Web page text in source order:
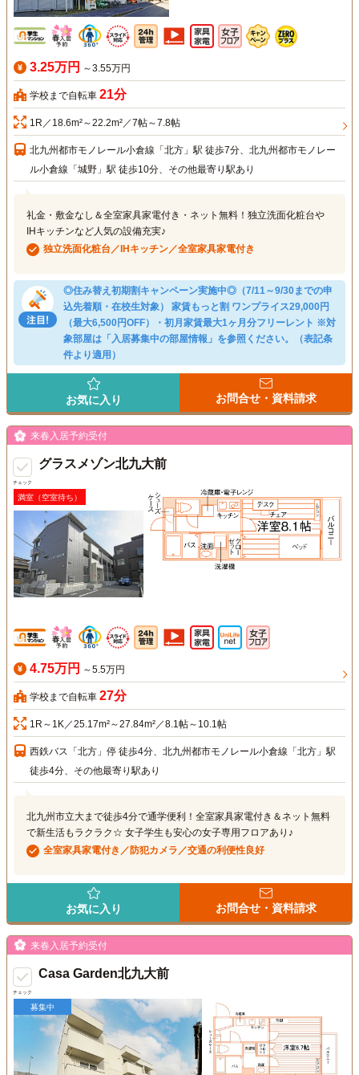
3.25万円 ～3.55万円
学校まで自転車 21分
1R／18.6m²～22.2m²／7帖～7.8帖
北九州都市モノレール小倉線「北方」駅 徒歩7分、北九州都市モノレー
ル小倉線「城野」駅 徒歩10分、その他最寄り駅あり
礼金・敷金なし＆全室家具家電付き・ネット無料！独立洗面化粧台や
IHキッチンなど人気の設備充実♪
独立洗面化粧台／IHキッチン／全室家具家電付き
◎住み替え初期割キャンペーン実施中◎（7/11～9/30までの申
込先着順・在校生対象） 家賃もっと割 ワンプライス29,000円
（最大6,500円OFF）・初月家賃最大1ヶ月分フリーレント ※対
象部屋は「入居募集中の部屋情報」を参照ください。（表記条
件より適用）
お気に入り お問合せ・資料請求
チェック
来春入居予約受付
グラスメゾン北九大前
満室（空室待ち）
4.75万円 ～5.5万円
学校まで自転車 27分
1R～1K／25.17m²～27.84m²／8.1帖～10.1帖
西鉄バス「北方」停 徒歩4分、北九州都市モノレール小倉線「北方」駅
徒歩4分、その他最寄り駅あり
北九州市立大まで徒歩4分で通学便利！全室家具家電付き＆ネット無料
で新生活もラクラク☆ 女子学生も安心の女子専用フロアあり♪
全室家具家電付き／防犯カメラ／交通の利便性良好
お気に入り お問合せ・資料請求
チェック
来春入居予約受付
Casa Garden北九大前
募集中